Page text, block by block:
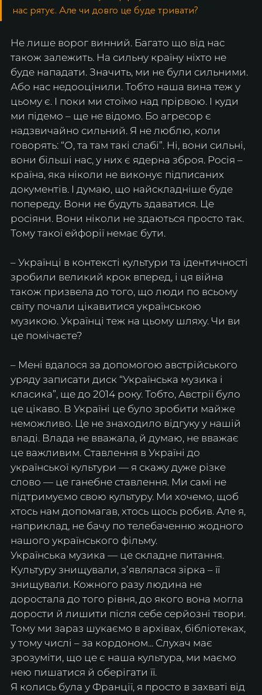
нас рятує. Але чи довго це буде тривати?
Не лише ворог винний. Багато що від нас
також залежить. На сильну країну ніхто не
буде нападати. Значить, ми не були сильними.
Або нас недооцінили. Тобто наша вина теж у
цьому є. І поки ми стоїмо над прірвою. І куди
ми підемо – ще не відомо. Бо агресор є
надзвичайно сильний. Я не люблю, коли
говорять: “О, та там такі слабі”. Ні, вони сильні,
вони більші нас, у них є ядерна зброя. Росія –
країна, яка ніколи не виконує підписаних
документів. І думаю, що найскладніше буде
попереду. Вони не будуть здаватися. Це
росіяни. Вони ніколи не здаються просто так.
Тому такої ейфорії немає бути.
– Українці в контексті культури та ідентичності
зробили великий крок вперед, і ця війна
також призвела до того, що люди по всьому
світу почали цікавитися українською
музикою. Українці теж на цьому шляху. Чи ви
це помічаєте?
– Мені вдалося за допомогою австрійського
уряду записати диск “Українська музика і
класика”, ще до 2014 року. Тобто, Австрії було
це цікаво. В Україні це було зробити майже
неможливо. Це не знаходило відгуку у нашій
владі. Влада не вважала, й думаю, не вважає
це важливим. Ставлення в Україні до
української культури — я скажу дуже різке
слово — це ганебне ставлення. Ми самі не
підтримуємо свою культуру. Ми хочемо, щоб
хтось нам допомагав, хтось щось робив. Але я,
наприклад, не бачу по телебаченню жодного
нашого українського фільму.
Українська музика — це складне питання.
Культуру знищували, зʼявлялася зірка – її
знищували. Кожного разу людина не
доростала до того рівня, до якого вона могла
дорости й лишити після себе серйозні твори.
Тому ми зараз шукаємо в архівах, бібліотеках,
у тому числі – за кордоном... Слухач має
зрозуміти, що це є наша культура, ми маємо
нею пишатися й оберігати її.
Я колись була у Франції, я просто в захваті від